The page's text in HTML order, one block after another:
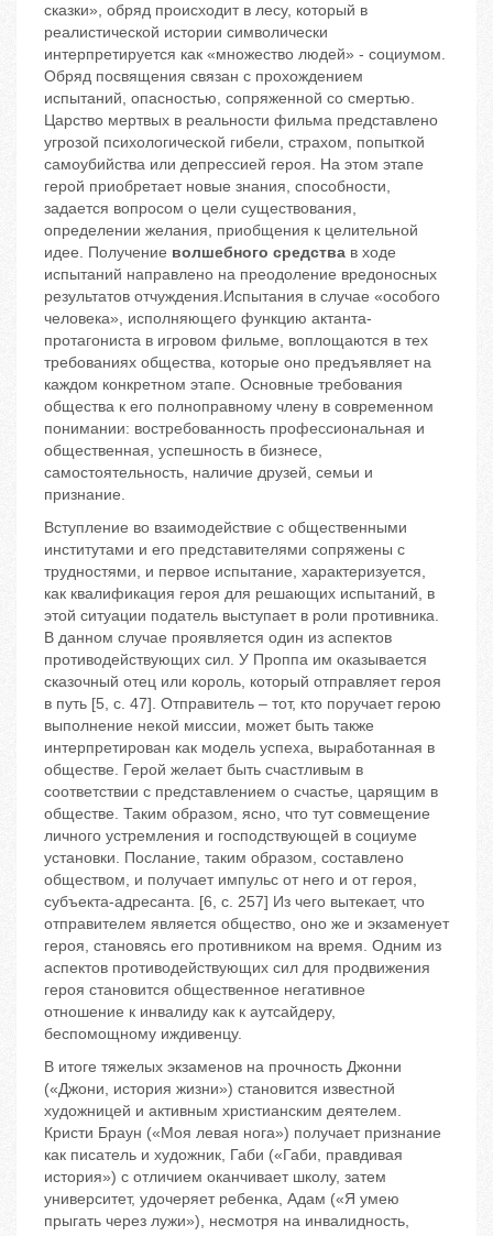
сказки», обряд происходит в лесу, который в
реалистической истории символически
интерпретируется как «множество людей» - социумом.
Обряд посвящения связан с прохождением
испытаний, опасностью, сопряженной со смертью.
Царство мертвых в реальности фильма представлено
угрозой психологической гибели, страхом, попыткой
самоубийства или депрессией героя. На этом этапе
герой приобретает новые знания, способности,
задается вопросом о цели существования,
определении желания, приобщения к целительной
идее. Получение волшебного средства в ходе
испытаний направлено на преодоление вредоносных
результатов отчуждения.Испытания в случае «особого
человека», исполняющего функцию актанта-
протагониста в игровом фильме, воплощаются в тех
требованиях общества, которые оно предъявляет на
каждом конкретном этапе. Основные требования
общества к его полноправному члену в современном
понимании: востребованность профессиональная и
общественная, успешность в бизнесе,
самостоятельность, наличие друзей, семьи и
признание.
Вступление во взаимодействие с общественными
институтами и его представителями сопряжены с
трудностями, и первое испытание, характеризуется,
как квалификация героя для решающих испытаний, в
этой ситуации податель выступает в роли противника.
В данном случае проявляется один из аспектов
противодействующих сил. У Проппа им оказывается
сказочный отец или король, который отправляет героя
в путь [5, с. 47]. Отправитель – тот, кто поручает герою
выполнение некой миссии, может быть также
интерпретирован как модель успеха, выработанная в
обществе. Герой желает быть счастливым в
соответствии с представлением о счастье, царящим в
обществе. Таким образом, ясно, что тут совмещение
личного устремления и господствующей в социуме
установки. Послание, таким образом, составлено
обществом, и получает импульс от него и от героя,
субъекта-адресанта. [6, с. 257] Из чего вытекает, что
отправителем является общество, оно же и экзаменует
героя, становясь его противником на время. Одним из
аспектов противодействующих сил для продвижения
героя становится общественное негативное
отношение к инвалиду как к аутсайдеру,
беспомощному иждивенцу.
В итоге тяжелых экзаменов на прочность Джонни
(«Джони, история жизни») становится известной
художницей и активным христианским деятелем.
Кристи Браун («Моя левая нога») получает признание
как писатель и художник, Габи («Габи, правдивая
история») с отличием оканчивает школу, затем
университет, удочеряет ребенка, Адам («Я умею
прыгать через лужи»), несмотря на инвалидность,